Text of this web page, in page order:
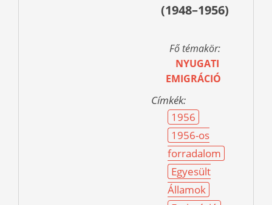
(1948–1956)
Fő témakör:
NYUGATI
EMIGRÁCIÓ
Címkék:
1956
1956-os
forradalom
Egyesült
Államok